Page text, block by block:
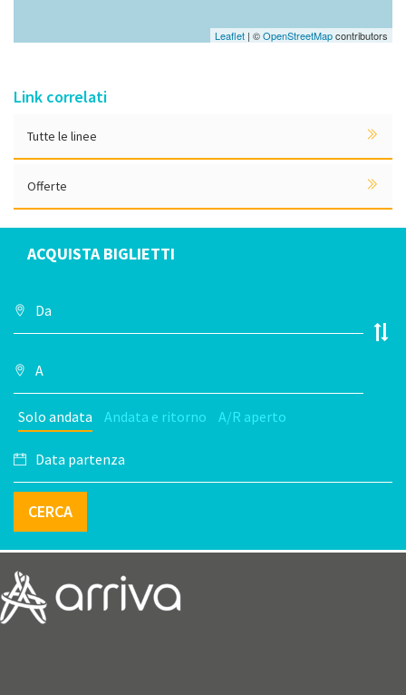
Leaflet | ©OpenStreetMapcontributors
Link correlati
Tutte le linee
Offerte
ACQUISTA BIGLIETTI
Solo andata Andata e ritorno A/R aperto
CERCA